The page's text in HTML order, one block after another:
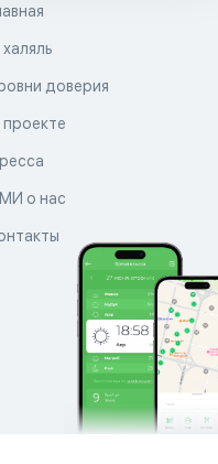
доверия
о нас